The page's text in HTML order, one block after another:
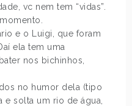
vc nem tem “vidas”.
e o Luigi, que foram
ela tem uma
nos bichinhos,
no humor dela (tipo
e solta um rio de água,